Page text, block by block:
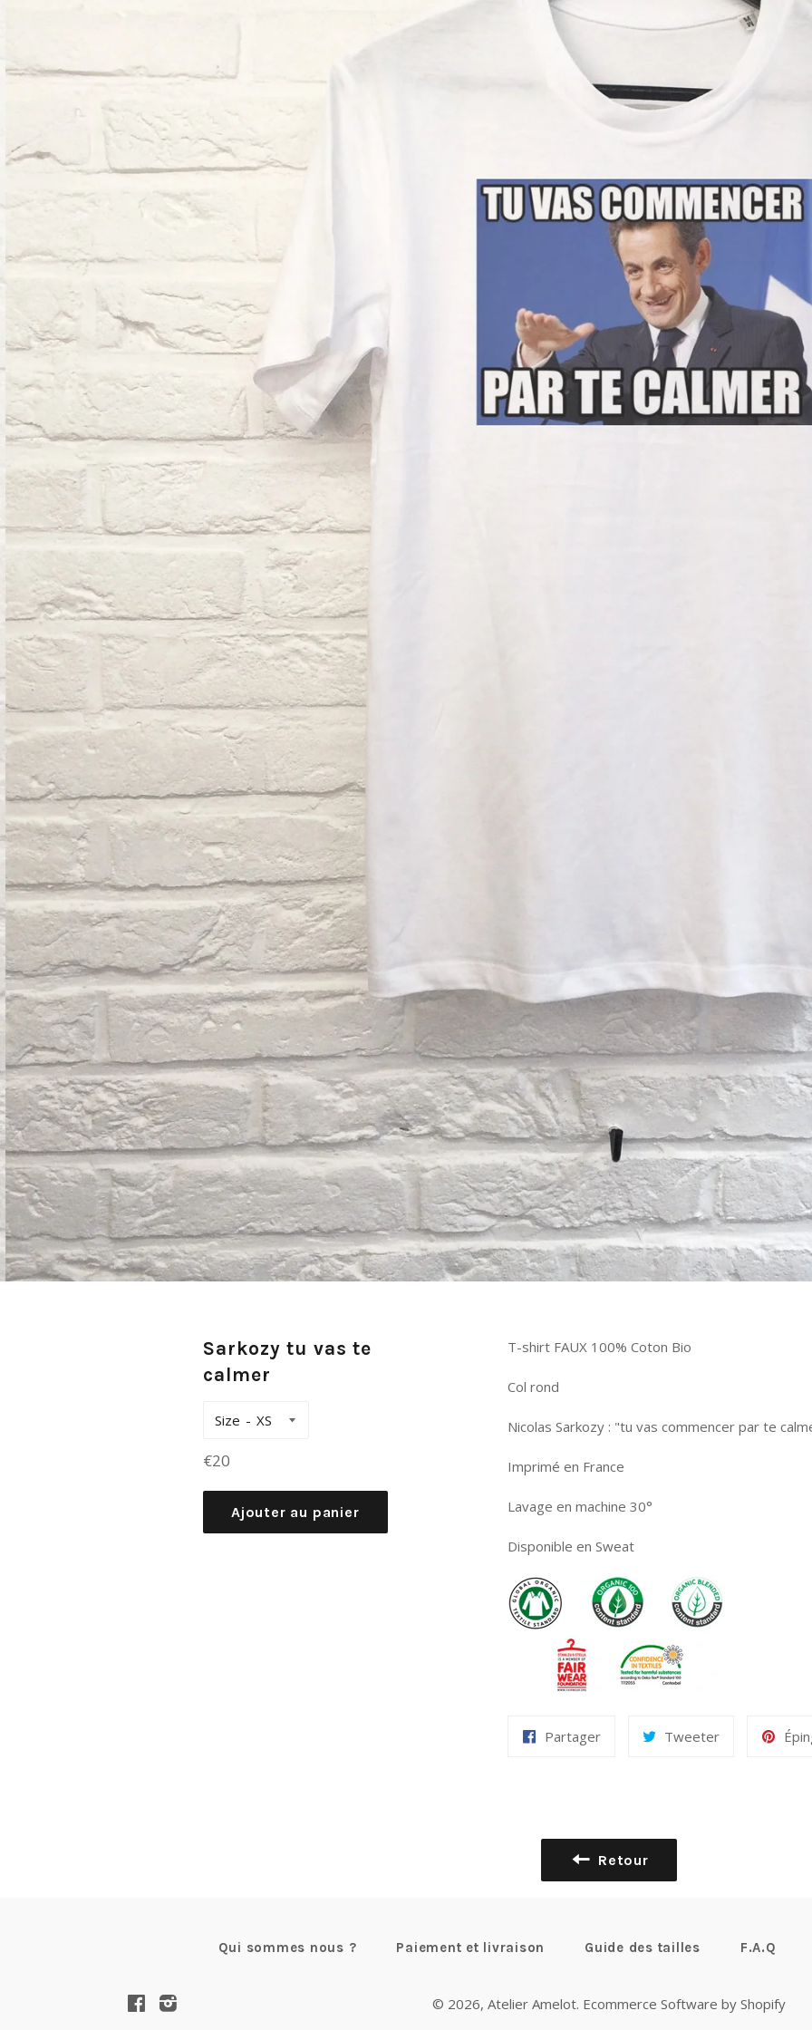
Sarkozy tu vas te
calmer
Size
Prix
€20
Ajouter au panier
T-shirt FAUX 100% Coton Bio
Col rond
Nicolas Sarkozy : "tu vas commencer par te
Imprimé en France
Lavage en machine 30°
Disponible en Sweat
Partager Tweeter
Retour
Qui sommes nous ? Paiement et livraison Guide des tailles F.A.Q
Facebook © 2026, Atelier Amelot. Ecommerce Software by Shopify